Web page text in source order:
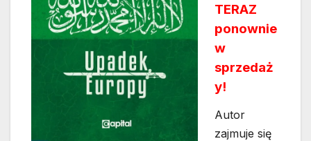
TERAZ
ponownie
w
sprzedaż
y!
Autor
zajmuje się